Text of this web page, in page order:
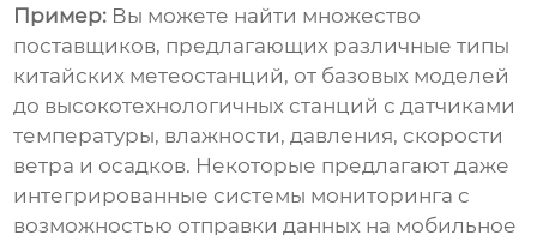
Пример: Вы можете найти множество
поставщиков, предлагающих различные типы
китайских метеостанций, от базовых моделей
до высокотехнологичных станций с датчиками
температуры, влажности, давления, скорости
ветра и осадков. Некоторые предлагают даже
интегрированные системы мониторинга с
возможностью отправки данных на мобильное